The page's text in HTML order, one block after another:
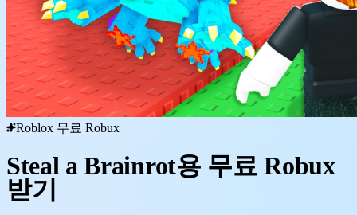
Roblox 무료 Robux
Steal a Brainrot용 무료 Robux
받기